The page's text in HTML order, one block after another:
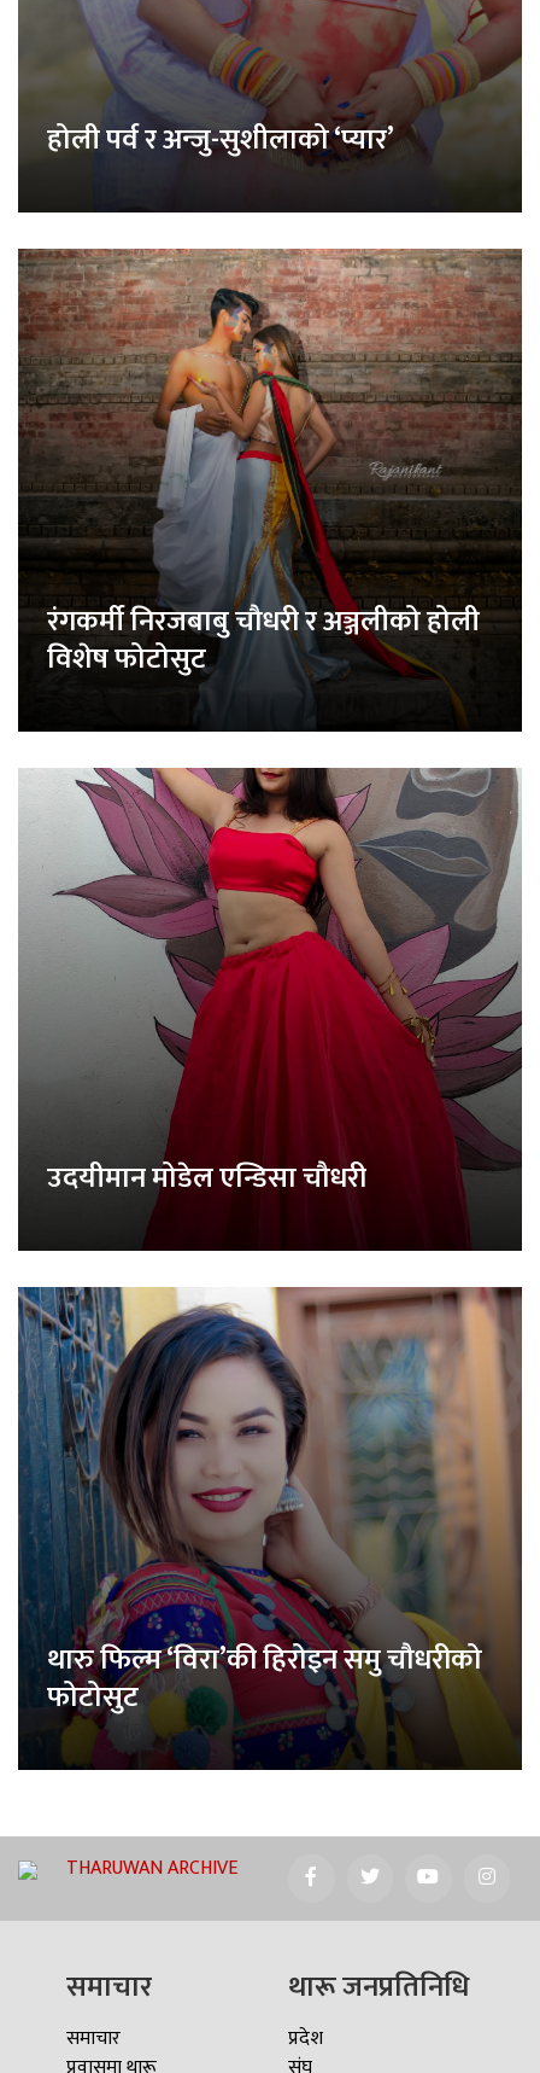
होली पर्व र अन्जु-सुशीलाको ‘प्यार’
रंगकर्मी निरजबाबु चौधरी र अञ्जलीको होली
विशेष फोटोसुट
उदयीमान मोडेल एन्डिसा चौधरी
थारु फिल्म ‘विरा’की हिरोइन समु चौधरीको
फोटोसुट
THARUWAN ARCHIVE
समाचार
समाचार
थारू जनप्रतिनिधि
प्रदेश